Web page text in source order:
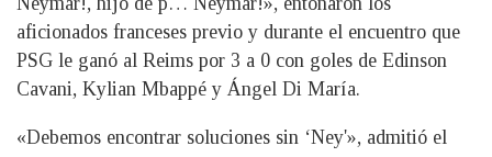
aficionados franceses previo y durante el encuentro que
PSG le ganó al Reims por 3 a 0 con goles de Edinson
Cavani, Kylian Mbappé y Ángel Di María.
«Debemos encontrar soluciones sin ‘Ney'», admitió el